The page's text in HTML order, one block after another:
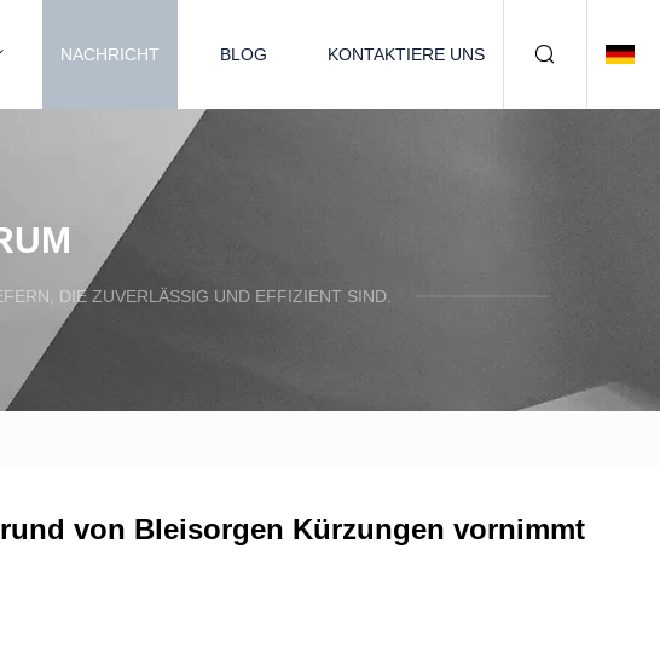
NACHRICHT BLOG KONTAKTIERE UNS
DIE ZUVERLÄSSIG UND EFFIZIENT SIND.
von Bleisorgen Kürzungen vornimmt